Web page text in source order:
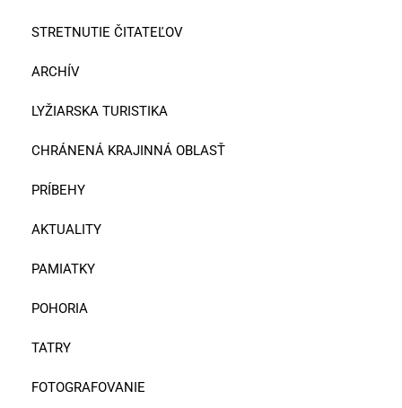
STRETNUTIE ČITATEĽOV
ARCHÍV
LYŽIARSKA TURISTIKA
CHRÁNENÁ KRAJINNÁ OBLASŤ
PRÍBEHY
AKTUALITY
PAMIATKY
POHORIA
TATRY
FOTOGRAFOVANIE